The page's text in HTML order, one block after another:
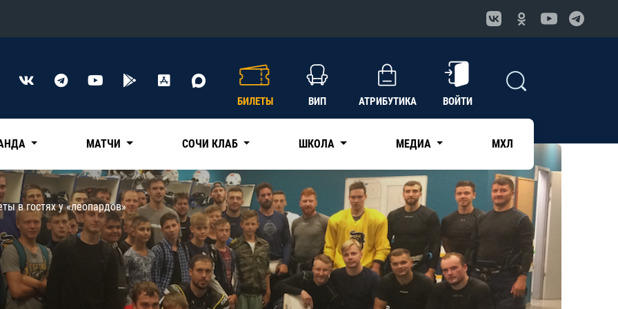
Конференция «Восток»
Нефтехимик
Трактор
Дивизион Чернышева
Авангард
Адмирал
КХЛ
БИЛЕТЫ ВИП АТРИБУТИКА ВОЙТИ
МАТЧИ СОЧИ КЛАБ ШКОЛА МЕДИА МХЛ
в гостях у «леопардов»